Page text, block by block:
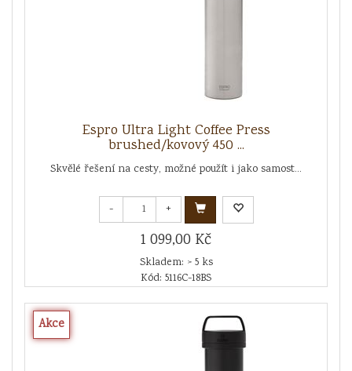
Espro Ultra Light Coffee Press
brushed/kovový 450 ...
Skvělé řešení na cesty, možné použít i jako samost...
- +
1 099,00 Kč
Skladem: > 5 ks
Kód: 5116C-18BS
Akce